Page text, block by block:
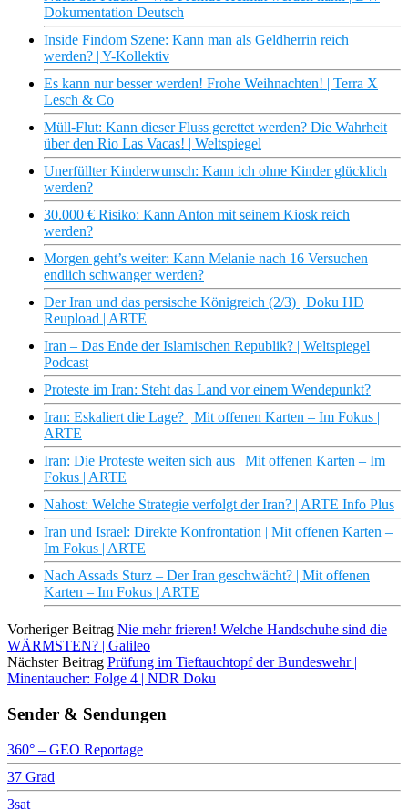
Dokumentation Deutsch
Inside Findom Szene: Kann man als Geldherrin reich
werden? | Y-Kollektiv
Es kann nur besser werden! Frohe Weihnachten! | Terra X
Lesch & Co
Müll-Flut: Kann dieser Fluss gerettet werden? Die Wahrheit
über den Rio Las Vacas! | Weltspiegel
Unerfüllter Kinderwunsch: Kann ich ohne Kinder glücklich
werden?
30.000 € Risiko: Kann Anton mit seinem Kiosk reich
werden?
Morgen geht’s weiter: Kann Melanie nach 16 Versuchen
endlich schwanger werden?
Der Iran und das persische Königreich (2/3) | Doku HD
Reupload | ARTE
Iran – Das Ende der Islamischen Republik? | Weltspiegel
Podcast
Proteste im Iran: Steht das Land vor einem Wendepunkt?
Iran: Eskaliert die Lage? | Mit offenen Karten – Im Fokus |
ARTE
Iran: Die Proteste weiten sich aus | Mit offenen Karten – Im
Fokus | ARTE
Nahost: Welche Strategie verfolgt der Iran? | ARTE Info Plus
Iran und Israel: Direkte Konfrontation | Mit offenen Karten –
Im Fokus | ARTE
Nach Assads Sturz – Der Iran geschwächt? | Mit offenen
Karten – Im Fokus | ARTE
Vorheriger Beitrag Nie mehr frieren! Welche Handschuhe sind die
WÄRMSTEN? | Galileo
Nächster Beitrag Prüfung im Tieftauchtopf der Bundeswehr |
Minentaucher: Folge 4 | NDR Doku
Sender & Sendungen
360° – GEO Reportage
37 Grad
3sat